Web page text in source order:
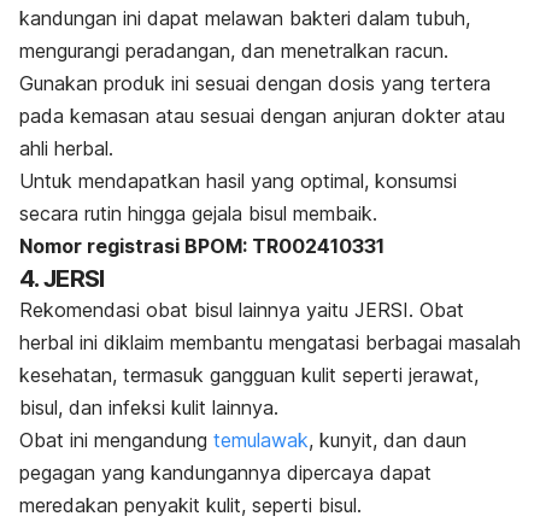
kandungan ini dapat melawan bakteri dalam tubuh,
mengurangi peradangan, dan menetralkan racun.
Gunakan produk ini sesuai dengan dosis yang tertera
pada kemasan atau sesuai dengan anjuran dokter atau
ahli herbal.
Untuk mendapatkan hasil yang optimal, konsumsi
secara rutin hingga gejala bisul membaik.
Nomor registrasi BPOM: TR002410331
4. JERSI
Rekomendasi obat bisul lainnya yaitu JERSI. Obat
herbal ini diklaim membantu mengatasi berbagai masalah
kesehatan, termasuk gangguan kulit seperti jerawat,
bisul, dan infeksi kulit lainnya.
Obat ini mengandung temulawak, kunyit, dan daun
pegagan yang kandungannya dipercaya dapat
meredakan penyakit kulit, seperti bisul.